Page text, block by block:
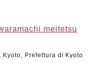
meitetsu
Prefettura di Kyoto